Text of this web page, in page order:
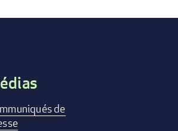
de